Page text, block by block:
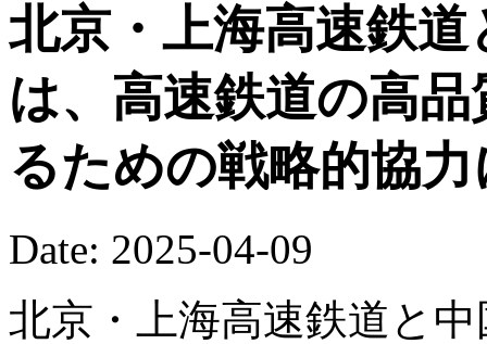
北京・上海高速鉄
は、高速鉄道の高
るための戦略的協
Date: 2025-04-09
北京・上海高速鉄道と